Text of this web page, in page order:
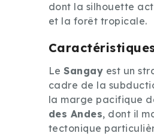
dont la silhouette
et la forêt tropicale.
LeSangay est un
cadre de la
la marge pacifique
des Andes, dont il
tectonique